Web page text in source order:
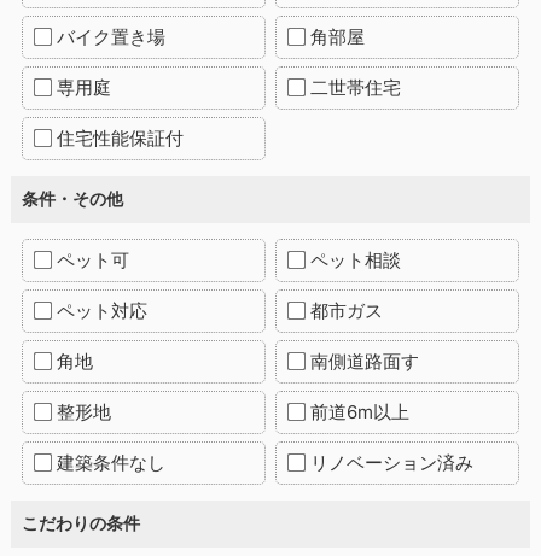
バイク置き場 角部屋
専用庭 二世帯住宅
住宅性能保証付
条件・その他
ペット可 ペット相談
ペット対応 都市ガス
角地 南側道路面す
整形地 前道6m以上
建築条件なし リノベーション済み
こだわりの条件